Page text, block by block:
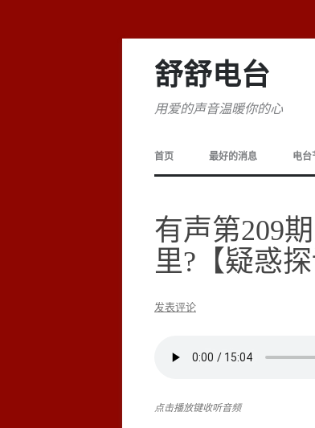
舒舒电台
用爱的声音温暖你的心
首页 最好的消息 电台
有声第209
里?【疑惑探
发表评论
点击播放键收听音频